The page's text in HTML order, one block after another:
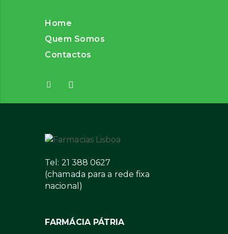
Home
Quem Somos
Contactos
Tel: 21 388 0627
(chamada para a rede fixa
nacional)
FARMÁCIA PÁTRIA